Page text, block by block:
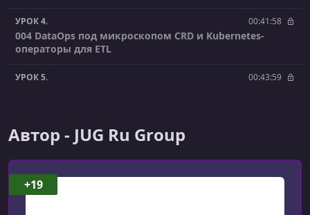
УРОК 4. 00:41:58
004 DataOps под микроскопом CRD и Kubernetes-
операторы для ETL
УРОК 5. 00:43:59
УРОК 6.
006 DataRentgen как запилить yet another lineage не
привлекая внимания
УРОК 7.
Автор - JUG Ru Group
+19